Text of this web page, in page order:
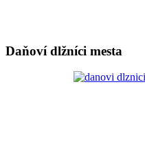
Daňoví dlžníci mesta